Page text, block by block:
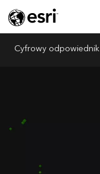
Cyfrowy odpowiednik